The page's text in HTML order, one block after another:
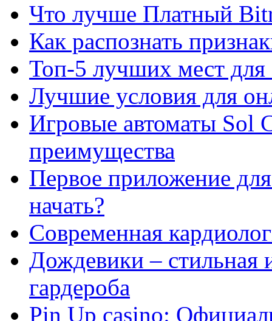
Что лучше Платный
Как распознать
Топ-5 лучших мест для
Лучшие условия для
Игровые автоматы Sol
преимущества
Первое приложение
начать?
Современная
Дождевики – стильная
гардероба
Pin Up casino: